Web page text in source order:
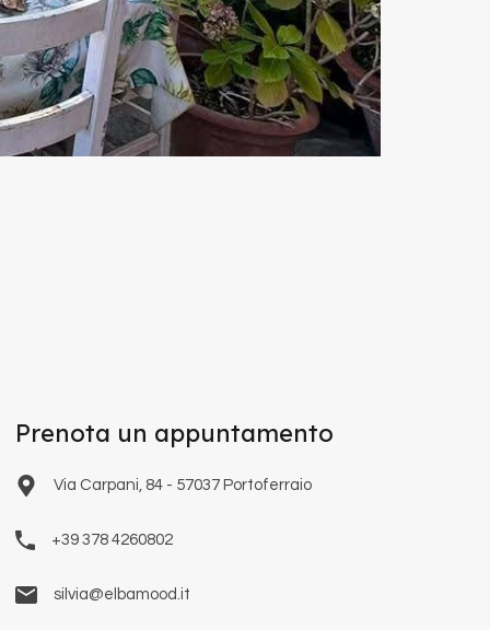
Prenota un appuntamento
Via Carpani, 84 - 57037 Portoferraio
+39 378 4260802
silvia@elbamood.it